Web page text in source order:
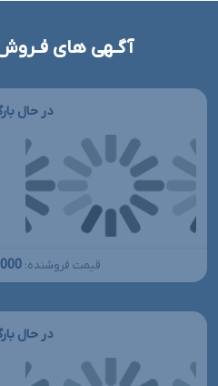
آگـهی های
در حال
قیمت فروشنده:
در حال